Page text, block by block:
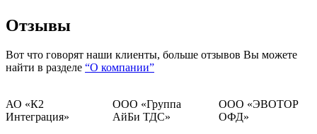
Отзывы
Вот что говорят наши клиенты, больше отзывов Вы можете
найти в разделе “О компании”
АО «К2
Интеграция»
ООО «Группа
АйБи ТДС»
ООО «ЭВОТОР
ОФД»